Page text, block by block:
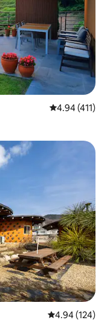
평점 4.94점(5
4.94 (411)
평점 4.94점(5
4.94 (124)